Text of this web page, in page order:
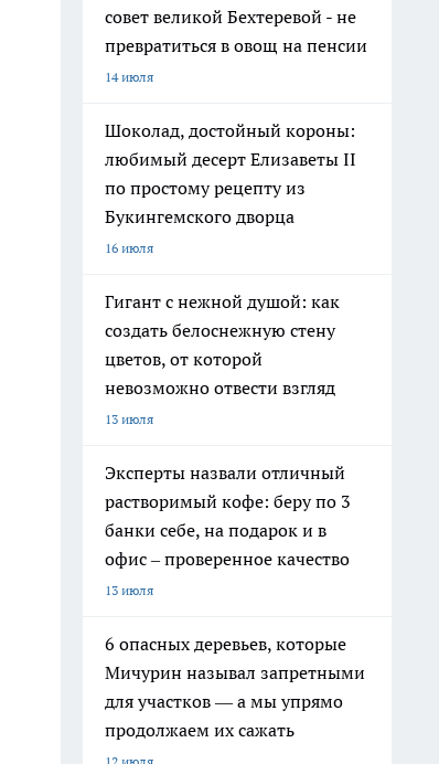
совет великой Бехтеревой - не
превратиться в овощ на пенсии
14 июля
Шоколад, достойный короны:
любимый десерт Елизаветы II
по простому рецепту из
Букингемского дворца
16 июля
Гигант с нежной душой: как
создать белоснежную стену
цветов, от которой
невозможно отвести взгляд
13 июля
Эксперты назвали отличный
растворимый кофе: беру по 3
банки себе, на подарок и в
офис – проверенное качество
13 июля
6 опасных деревьев, которые
Мичурин называл запретными
для участков — а мы упрямо
продолжаем их сажать